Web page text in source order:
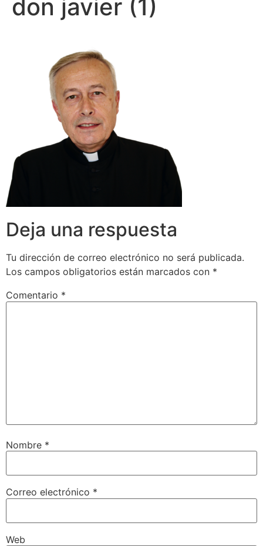
don javier (1)
Deja una respuesta
Tu dirección de correo electrónico no será publicada.
Los campos obligatorios están marcados con *
Comentario *
Nombre *
Correo electrónico *
Web